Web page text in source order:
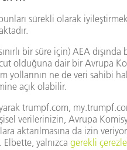
Bun
sunar - bunun